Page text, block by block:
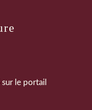
sur le portail